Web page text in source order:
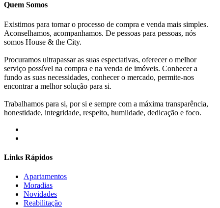
Quem Somos
Existimos para tornar o processo de compra e venda mais simples.
Aconselhamos, acompanhamos. De pessoas para pessoas, nós
somos House & the City.
Procuramos ultrapassar as suas espectativas, oferecer o melhor
serviço possível na compra e na venda de imóveis. Conhecer a
fundo as suas necessidades, conhecer o mercado, permite-nos
encontrar a melhor solução para si.
Trabalhamos para si, por si e sempre com a máxima transparência,
honestidade, integridade, respeito, humildade, dedicação e foco.
Links Rápidos
Apartamentos
Moradias
Novidades
Reabilitação